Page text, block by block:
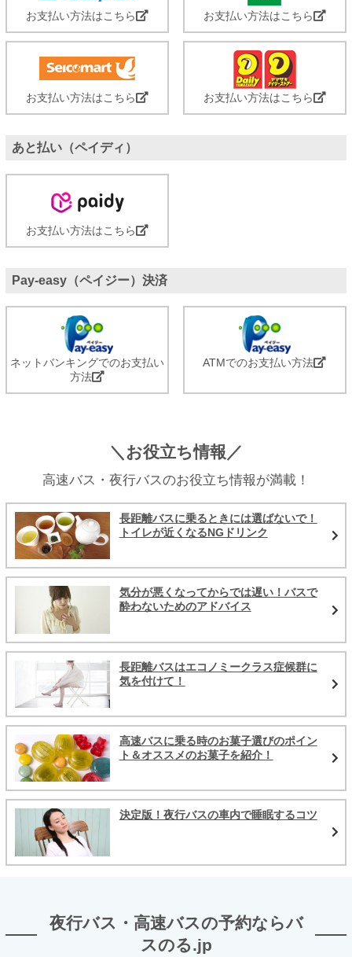
お支払い方法はこちら お支払い方法はこちら
お支払い方法はこちら お支払い方法はこちら
あと払い（ペイディ）
お支払い方法はこちら
Pay-easy（ペイジー）決済
ネットバンキングでのお支払い
方法
ATMでのお支払い方法
＼お役立ち情報／
高速バス・夜行バスのお役立ち情報が満載！
長距離バスに乗るときには選ばないで！
トイレが近くなるNGドリンク
気分が悪くなってからでは遅い！バスで
酔わないためのアドバイス
長距離バスはエコノミークラス症候群に
気を付けて！
高速バスに乗る時のお菓子選びのポイン
ト＆オススメのお菓子を紹介！
決定版！夜行バスの車内で睡眠するコツ
夜行バス・高速バスの予約ならバ
スのる.jp